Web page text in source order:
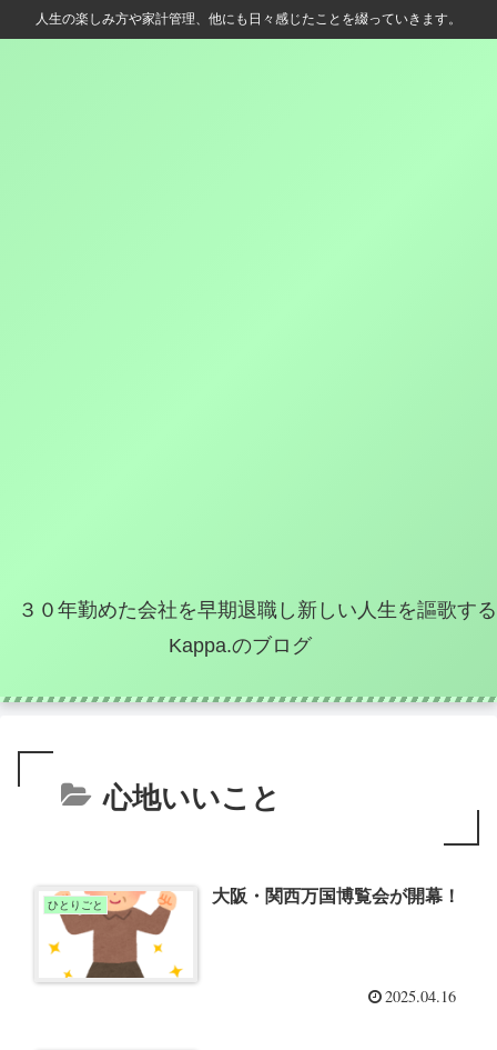
人生の楽しみ方や家計管理、他にも日々感じたことを綴っていきます。
３０年勤めた会社を早期退職し新しい人生を謳歌する
Kappa.のブログ
心地いいこと
ひとりごと 大阪・関西万国博覧会が開幕！
2025.04.16